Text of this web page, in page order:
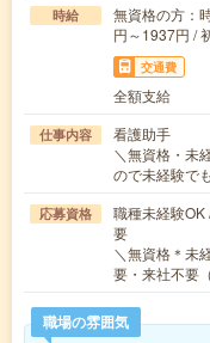
時給
無資格の方：
円～1937円 /
交通費
全額支給
仕事内容
看護助手
＼無資格・未
ので未経験で
応募資格
職種未経験OK
要
＼無資格＊未
要・来社不要
職場の雰囲気